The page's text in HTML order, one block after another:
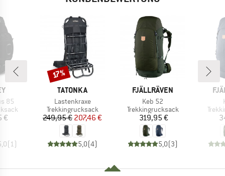
85
€
(1)
MARKE
TATONKA
Artikel
Lastenkraxe
Produktgruppe
Trekkingrucksack
Preis
249,95 €reduzierter Preis
207,46 €
5,0(4)
Rabatt
17%
MARKE
FJÄLLRÄVEN
Artikel
Keb 52
Produktgruppe
Trekkingrucksack
Preis
319,95 €
5,0(3)